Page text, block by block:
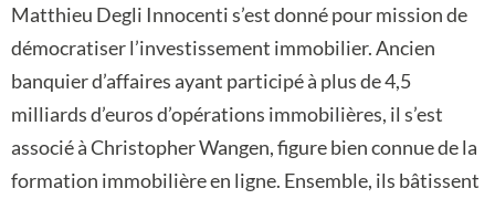
Matthieu Degli Innocenti s’est donné pour mission de
démocratiser l’investissement immobilier. Ancien
banquier d’affaires ayant participé à plus de 4,5
milliards d’euros d’opérations immobilières, il s’est
associé à Christopher Wangen, figure bien connue de la
formation immobilière en ligne. Ensemble, ils bâtissent